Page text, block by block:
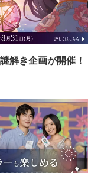
解き企画が開催！